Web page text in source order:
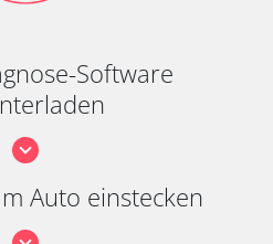
Software
Auto einstecken